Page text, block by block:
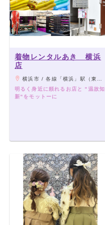
着物レンタルあき 横浜
店
横浜市 / 各線「横浜」駅（東口）から徒歩4分
明るく身近に頼れるお店と "温故知
新"をモットーに